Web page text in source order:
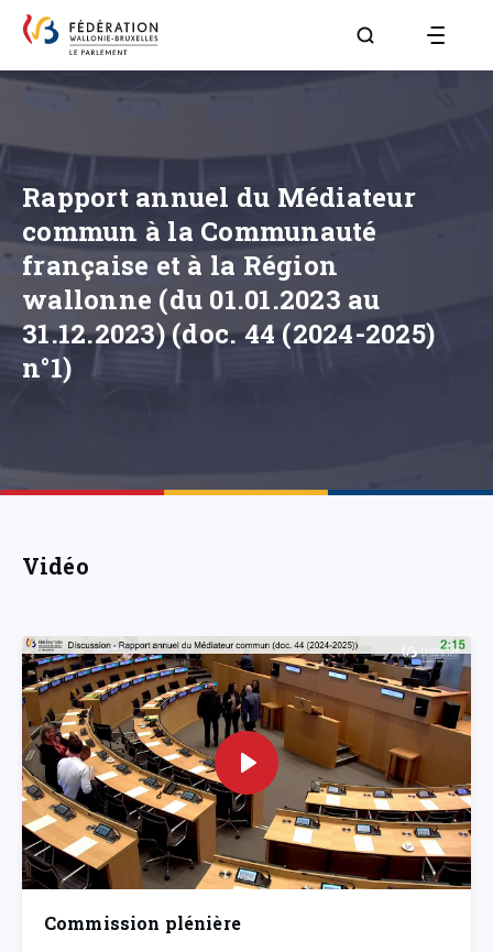
Aller à la page
Rapport annuel du Médiateur
commun à la Communauté
française et à la Région
wallonne (du 01.01.2023 au
31.12.2023) (doc. 44 (2024-2025)
n°1)
Vidéo
Commission plénière